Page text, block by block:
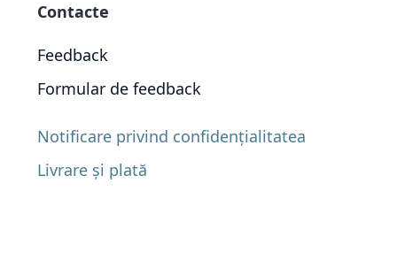
Contacte
Feedback
Formular de feedback
Notificare privind confidențialitatea
Livrare și plată